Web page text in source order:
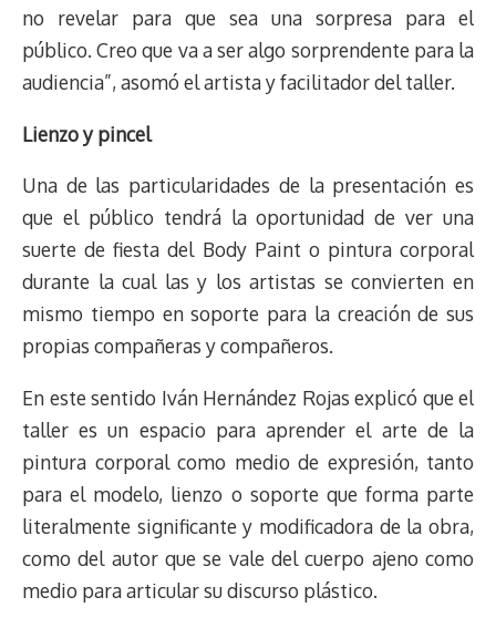
no revelar para que sea una sorpresa para el
público. Creo que va a ser algo sorprendente para la
audiencia”, asomó el artista y facilitador del taller.
Lienzo y pincel
Una de las particularidades de la presentación es
que el público tendrá la oportunidad de ver una
suerte de fiesta del Body Paint o pintura corporal
durante la cual las y los artistas se convierten en
mismo tiempo en soporte para la creación de sus
propias compañeras y compañeros.
En este sentido Iván Hernández Rojas explicó que el
taller es un espacio para aprender el arte de la
pintura corporal como medio de expresión, tanto
para el modelo, lienzo o soporte que forma parte
literalmente significante y modificadora de la obra,
como del autor que se vale del cuerpo ajeno como
medio para articular su discurso plástico.